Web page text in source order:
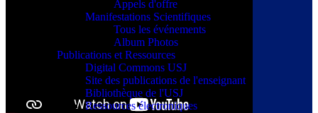
Appels d'offre
Manifestations Scientifiques
Tous les événements
Album Photos
Publications et Ressources
Digital Commons USJ
Site des publications de l'enseignant
Bibliothèque de l'USJ
Ressources électroniques